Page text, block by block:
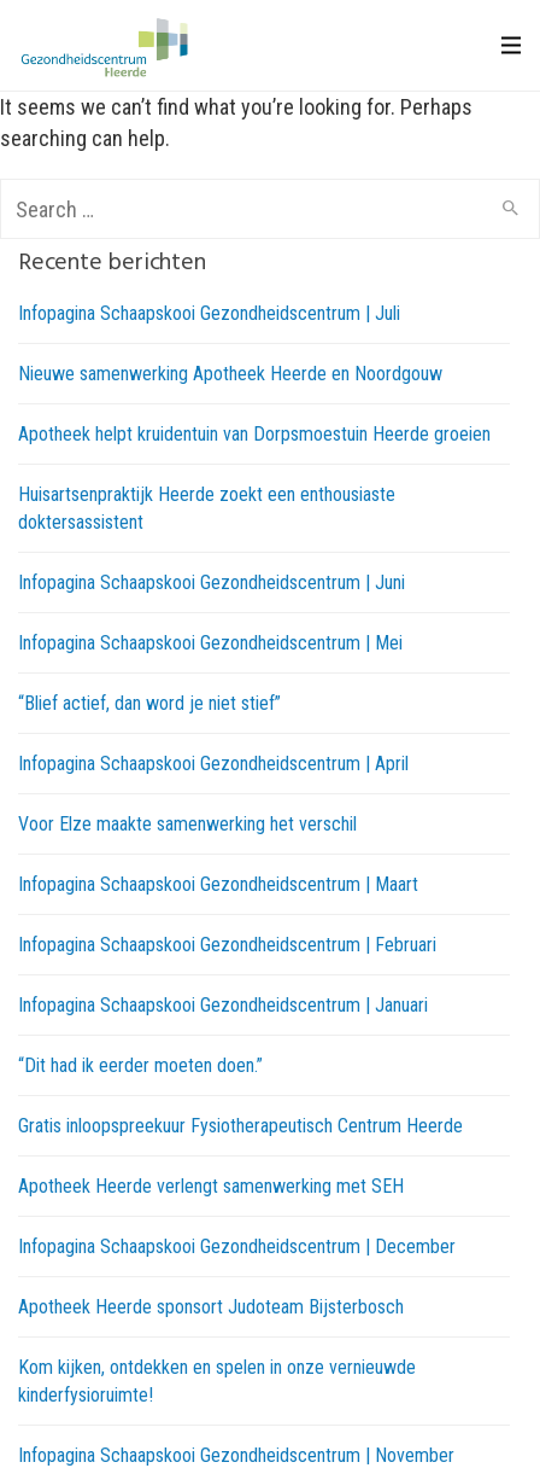
It seems we can’t find what you’re looking for. Perhaps
searching can help.
for:
Recente berichten
Infopagina Schaapskooi Gezondheidscentrum | Juli
Nieuwe samenwerking Apotheek Heerde en Noordgouw
Apotheek helpt kruidentuin van Dorpsmoestuin Heerde groeien
Huisartsenpraktijk Heerde zoekt een enthousiaste
doktersassistent
Infopagina Schaapskooi Gezondheidscentrum | Juni
Infopagina Schaapskooi Gezondheidscentrum | Mei
“Blief actief, dan word je niet stief”
Infopagina Schaapskooi Gezondheidscentrum | April
Voor Elze maakte samenwerking het verschil
Infopagina Schaapskooi Gezondheidscentrum | Maart
Infopagina Schaapskooi Gezondheidscentrum | Februari
Infopagina Schaapskooi Gezondheidscentrum | Januari
“Dit had ik eerder moeten doen.”
Gratis inloopspreekuur Fysiotherapeutisch Centrum Heerde
Apotheek Heerde verlengt samenwerking met SEH
Infopagina Schaapskooi Gezondheidscentrum | December
Apotheek Heerde sponsort Judoteam Bijsterbosch
Kom kijken, ontdekken en spelen in onze vernieuwde
kinderfysioruimte!
Infopagina Schaapskooi Gezondheidscentrum | November